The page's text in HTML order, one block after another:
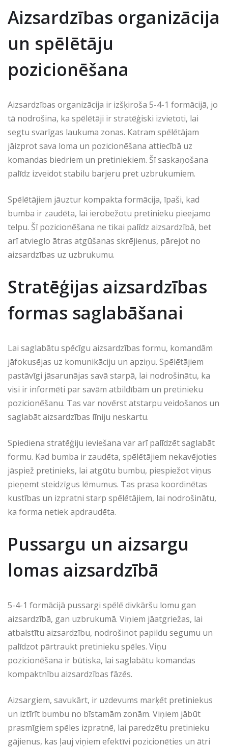
Aizsardzības organizācija
un spēlētāju
pozicionēšana
Aizsardzības organizācija ir izšķiroša 5-4-1 formācijā, jo
tā nodrošina, ka spēlētāji ir stratēģiski izvietoti, lai
segtu svarīgas laukuma zonas. Katram spēlētājam
jāizprot sava loma un pozicionēšana attiecībā uz
komandas biedriem un pretiniekiem. Šī saskaņošana
palīdz izveidot stabilu barjeru pret uzbrukumiem.
Spēlētājiem jāuztur kompakta formācija, īpaši, kad
bumba ir zaudēta, lai ierobežotu pretinieku pieejamo
telpu. Šī pozicionēšana ne tikai palīdz aizsardzībā, bet
arī atvieglo ātras atgūšanas skrējienus, pārejot no
aizsardzības uz uzbrukumu.
Stratēģijas aizsardzības
formas saglabāšanai
Lai saglabātu spēcīgu aizsardzības formu, komandām
jāfokusējas uz komunikāciju un apziņu. Spēlētājiem
pastāvīgi jāsarunājas savā starpā, lai nodrošinātu, ka
visi ir informēti par savām atbildībām un pretinieku
pozicionēšanu. Tas var novērst atstarpu veidošanos un
saglabāt aizsardzības līniju neskartu.
Spiediena stratēģiju ieviešana var arī palīdzēt saglabāt
formu. Kad bumba ir zaudēta, spēlētājiem nekavējoties
jāspiež pretinieks, lai atgūtu bumbu, piespiežot viņus
pieņemt steidzīgus lēmumus. Tas prasa koordinētas
kustības un izpratni starp spēlētājiem, lai nodrošinātu,
ka forma netiek apdraudēta.
Pussargu un aizsargu
lomas aizsardzībā
5-4-1 formācijā pussargi spēlē divkāršu lomu gan
aizsardzībā, gan uzbrukumā. Viņiem jāatgriežas, lai
atbalstītu aizsardzību, nodrošinot papildu segumu un
palīdzot pārtraukt pretinieku spēles. Viņu
pozicionēšana ir būtiska, lai saglabātu komandas
kompaktnību aizsardzības fāzēs.
Aizsargiem, savukārt, ir uzdevums marķēt pretiniekus
un iztīrīt bumbu no bīstamām zonām. Viņiem jābūt
prasmīgiem spēles izpratnē, lai paredzētu pretinieku
gājienus, kas ļauj viņiem efektīvi pozicionēties un ātri